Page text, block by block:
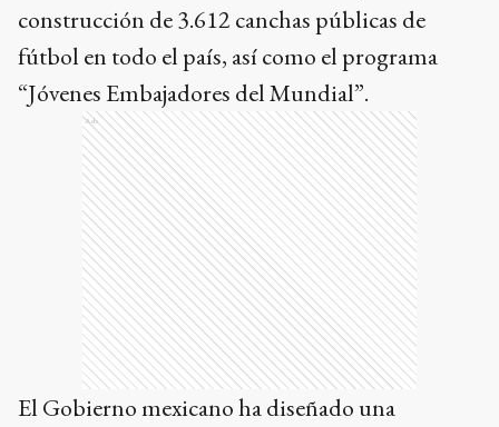
construcción de 3.612 canchas públicas de
fútbol en todo el país, así como el programa
“Jóvenes Embajadores del Mundial”.
Ads
El Gobierno mexicano ha diseñado una